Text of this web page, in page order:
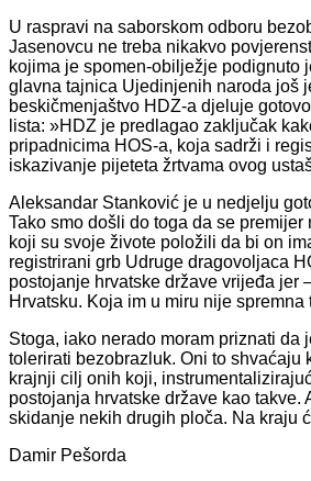
U raspravi na saborskom odboru
Jasenovcu ne treba nikakvo
kojima je spomen-obilježje podignuto
glavna tajnica Ujedinjenih naroda još
beskičmenjaštvo HDZ-a djeluje
lista: »HDZ je predlagao zaključak
pripadnicima HOS-a, koja sadrži i
iskazivanje pijeteta žrtvama ovog
Aleksandar Stanković je u nedjelju
Tako smo došli do toga da se
koji su svoje živote položili da bi on
registrirani grb Udruge dragovoljaca
postojanje hrvatske države vrijeđa jer
Hrvatsku. Koja im u miru nije
Stoga, iako nerado moram priznati
tolerirati bezobrazluk. Oni to shvaćaju
krajnji cilj onih koji,
postojanja hrvatske države kao takve.
skidanje nekih drugih ploča. Na kraju
Damir Pešorda